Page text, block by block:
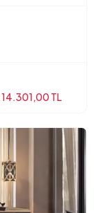
14.301,00 TL